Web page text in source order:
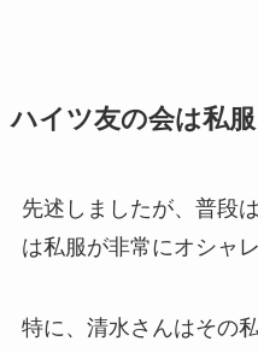
ハイツ友の会は私
先述しましたが、普段
は私服が非常にオシャレ
特に、 清水さんはその